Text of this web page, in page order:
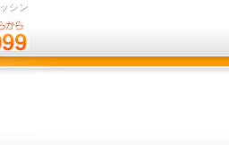
シン